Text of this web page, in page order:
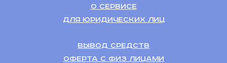
О сервисе
Для Юридических лиц
Вывод средств
Оферта с физ лицами